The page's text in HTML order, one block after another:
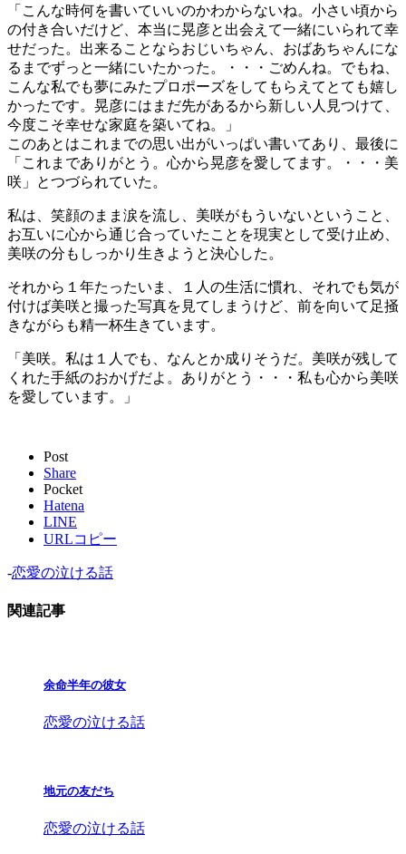
「こんな時何を書いていいのかわからないね。小さい頃から
の付き合いだけど、本当に晃彦と出会えて一緒にいられて幸
せだった。出来ることならおじいちゃん、おばあちゃんにな
るまでずっと一緒にいたかった。・・・ごめんね。でもね、
こんな私でも夢にみたプロポーズをしてもらえてとても嬉し
かったです。晃彦にはまだ先があるから新しい人見つけて、
今度こそ幸せな家庭を築いてね。」
このあとはこれまでの思い出がいっぱい書いてあり、最後に
「これまでありがとう。心から晃彦を愛してます。・・・美
咲」とつづられていた。
私は、笑顔のまま涙を流し、美咲がもういないということ、
お互いに心から通じ合っていたことを現実として受け止め、
美咲の分もしっかり生きようと決心した。
それから１年たったいま、１人の生活に慣れ、それでも気が
付けば美咲と撮った写真を見てしまうけど、前を向いて足掻
きながらも精一杯生きています。
「美咲。私は１人でも、なんとか成りそうだ。美咲が残して
くれた手紙のおかげだよ。ありがとう・・・私も心から美咲
を愛しています。」
Post
Share
Pocket
Hatena
LINE
URLコピー
-恋愛の泣ける話
関連記事
余命半年の彼女
恋愛の泣ける話
地元の友だち
恋愛の泣ける話